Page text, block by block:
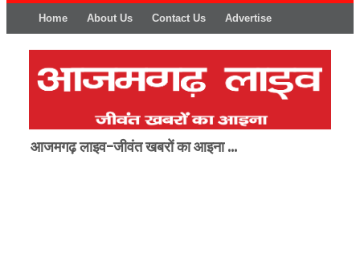
Home About Us Contact Us Advertise
आजमगढ़ लाइव-जीवंत खबरों का आइना ...